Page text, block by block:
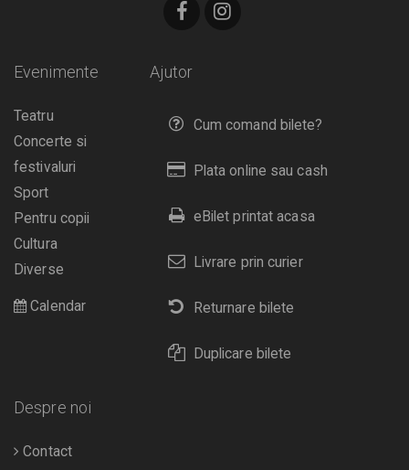
Ajutor
Cum comand bilete?
Plata online sau cash
eBilet printat acasa
Livrare prin curier
Returnare bilete
Duplicare bilete
Evenimente
Teatru
Concerte si
festivaluri
Sport
Pentru copii
Cultura
Diverse
Calendar
Despre noi
Contact